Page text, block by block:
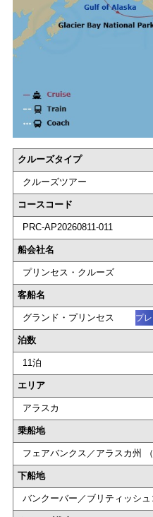
クルーズタイプ
クルーズツアー
コースコード
PRC-AP20260811-011
船会社名
プリンセス・クルーズ
客船名
グランド・プリンセス プ
泊数
11泊
エリア
アラスカ
乗船地
フェアバンクス／アラスカ州 （
下船地
バンクーバー／ブリティッシュ